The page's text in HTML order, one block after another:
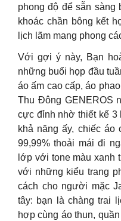
phong độ để sẵn sàng
khoác chần bông kết
lịch lãm mang phong
Với gợi ý này, Bạn
những buổi họp đầu
áo ấm cao cấp, áo
Thu Đông GENEROS
cực đỉnh nhờ thiết kế 3
khả năng ấy, chiếc
99,99% thoải mái đi
lớp với tone màu xanh
với những kiểu trang
cách cho người mặc
tây: bạn là chàng trai
hợp cùng áo thun,